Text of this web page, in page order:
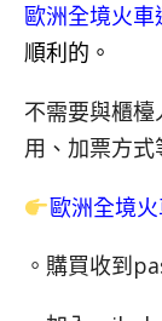
歐洲全境火車
順利的。
不需要與櫃
用、加票方式
歐洲全境
。購買收到